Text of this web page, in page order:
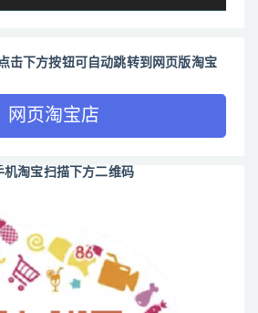
击下方按钮可自动跳转到网页版淘宝
网页淘宝店
淘宝扫描下方二维码